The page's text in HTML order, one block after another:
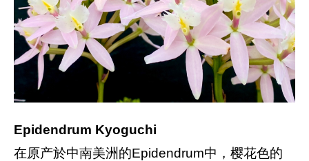
Epidendrum Kyoguchi
在原产於中南美洲的Epidendrum中，樱花色的